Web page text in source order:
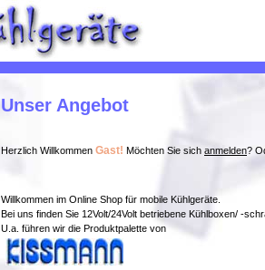
Unser Angebot
Herzlich Willkommen Gast! Möchten Sie sich anmelden?
Willkommen im Online Shop für mobile Kühlgeräte.
Bei uns finden Sie 12Volt/24Volt betriebene Kühlboxen/ -
U.a. führen wir die Produktpalette von